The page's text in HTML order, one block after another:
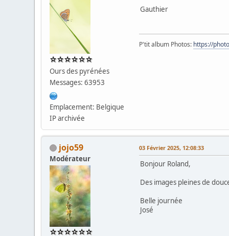
Ours des pyrénées
Messages: 63953
Emplacement: Belgique
IP archivée
Gauthier
P'tit album Photos: https://
jojo59
Modérateur
03 Février 2025, 12:08:33
Bonjour Roland,
Des images pleines de
Belle journée
José